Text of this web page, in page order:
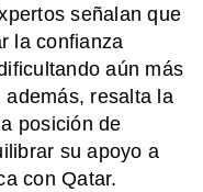
señalan que
la confianza
aún más
además, resalta la
posición de
su apoyo a
con Qatar.